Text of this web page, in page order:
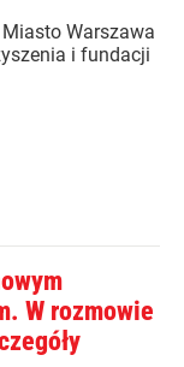
Warszawa
i fundacji
W rozmowie